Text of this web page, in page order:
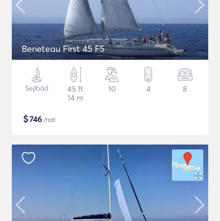
Beneteau First 45 F5
Sejlbåd
45 ft
14 m
10 4 8
$746 /nat